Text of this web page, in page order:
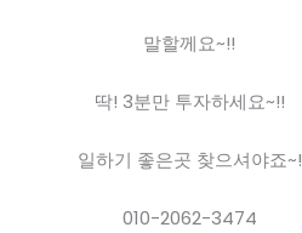
말할께요~!!
딱! 3분만 투자하세요~!!
일하기 좋은곳 찾으셔야죠~!
010-2062-3474